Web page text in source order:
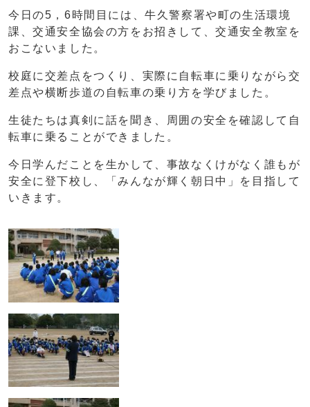
今日の5，6時間目には、牛久警察署や町の生活環境
課、交通安全協会の方をお招きして、交通安全教室を
おこないました。
校庭に交差点をつくり、実際に自転車に乗りながら交
差点や横断歩道の自転車の乗り方を学びました。
生徒たちは真剣に話を聞き、周囲の安全を確認して自
転車に乗ることができました。
今日学んだことを生かして、事故なくけがなく誰もが
安全に登下校し、「みんなが輝く朝日中」を目指して
いきます。